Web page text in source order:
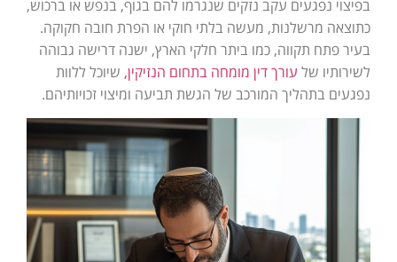
בפיצוי נפגעים עקב נזקים שנגרמו להם בגוף, בנפש או ברכוש,
כתוצאה מרשלנות, מעשה בלתי חוקי או הפרת חובה חקוקה.
בעיר פתח תקווה, כמו ביתר חלקי הארץ, ישנה דרישה גבוהה
לשירותיו של עורך דין מומחה בתחום הנזיקין, שיוכל ללוות
נפגעים בתהליך המורכב של הגשת תביעה ומיצוי זכויותיהם.